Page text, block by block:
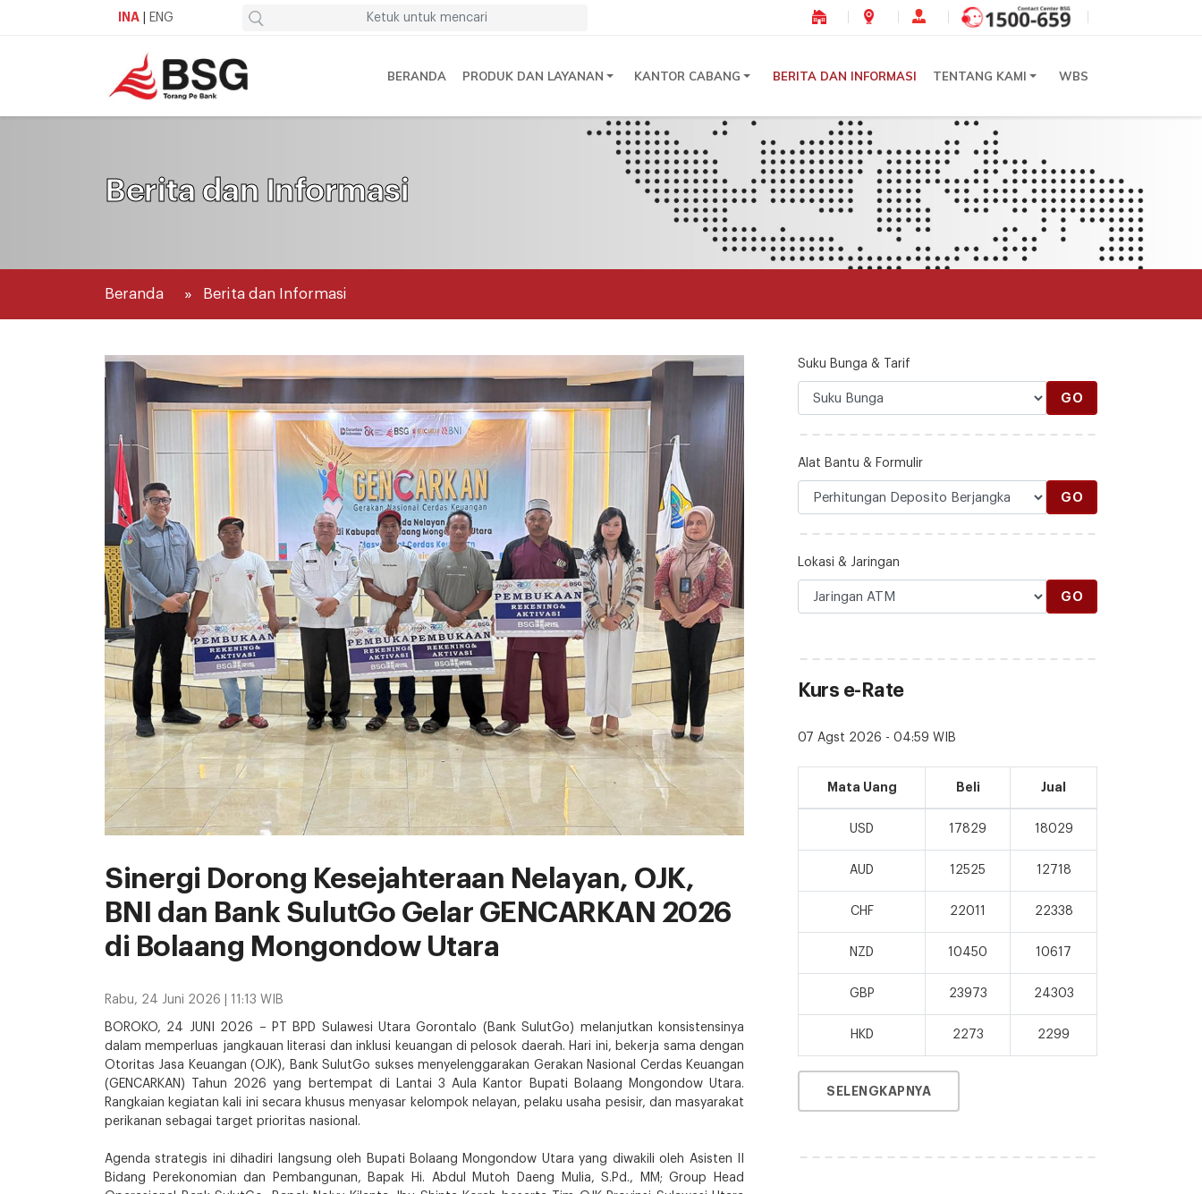
INA ENG
BERANDA PRODUK DAN LAYANAN KANTOR CABANG BERITA DAN INFORMASI TENTANG KAMI WBS
Berita dan Informasi
Beranda Berita dan Informasi
Sinergi Dorong Kesejahteraan Nelayan, OJK,
BNI dan Bank SulutGo Gelar GENCARKAN 2026
di Bolaang Mongondow Utara
Rabu, 24 Juni 2026 | 11:13 WIB
BOROKO, 24 JUNI 2026 – PT BPD Sulawesi Utara Gorontalo (Bank SulutGo) melanjutkan konsistensinya
dalam memperluas jangkauan literasi dan inklusi keuangan di pelosok daerah. Hari ini, bekerja sama dengan
Otoritas Jasa Keuangan (OJK), Bank SulutGo sukses menyelenggarakan Gerakan Nasional Cerdas Keuangan
(GENCARKAN) Tahun 2026 yang bertempat di Lantai 3 Aula Kantor Bupati Bolaang Mongondow Utara.
Rangkaian kegiatan kali ini secara khusus menyasar kelompok nelayan, pelaku usaha pesisir, dan masyarakat
perikanan sebagai target prioritas nasional.
Agenda strategis ini dihadiri langsung oleh Bupati Bolaang Mongondow Utara yang diwakili oleh Asisten II
Bidang Perekonomian dan Pembangunan, Bapak Hi. Abdul Mutoh Daeng Mulia, S.Pd., MM; Group Head
Suku Bunga & Tarif
GO
Alat Bantu & Formulir
GO
Lokasi & Jaringan
GO
Kurs e-Rate
07 Agst 2026 - 04:59 WIB
Mata Uang Beli Jual
USD 17829 18029
AUD 12525 12718
CHF 22011 22338
NZD 10450 10617
GBP 23973 24303
HKD 2273 2299
SELENGKAPNYA